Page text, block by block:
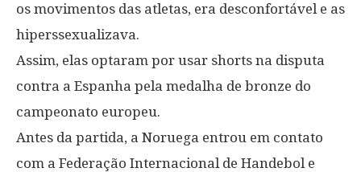
os movimentos das atletas, era desconfortável e as
hiperssexualizava.
Assim, elas optaram por usar shorts na disputa
contra a Espanha pela medalha de bronze do
campeonato europeu.
Antes da partida, a Noruega entrou em contato
com a Federação Internacional de Handebol e